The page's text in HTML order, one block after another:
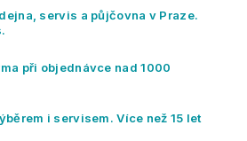
servis a půjčovna v Praze.
při objednávce nad 1000
i servisem. Více než 15 let